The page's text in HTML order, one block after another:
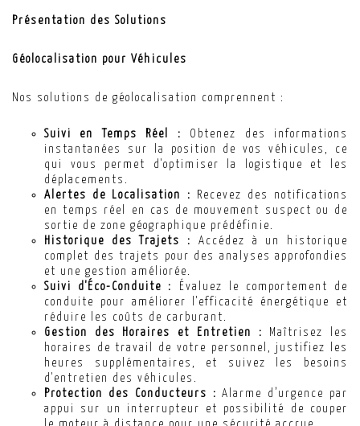
Présentation des Solutions
Géolocalisation pour Véhicules
Nos solutions de géolocalisation comprennent :
Suivi en Temps Réel :
Obtenez des informations
instantanées sur la position de vos véhicules, ce
qui vous permet d'optimiser la logistique et les
déplacements.
Alertes de Localisation : Recevez des notifications
en temps réel en cas de mouvement suspect ou de
sortie de zone géographique prédéfinie.
Historique des Trajets :
Accédez à un historique
complet des trajets pour des analyses approfondies
et une gestion améliorée.
Suivi d'Éco-Conduite :
Évaluez le comportement de
conduite pour améliorer l'efficacité énergétique et
réduire les coûts de carburant.
Gestion des Horaires et Entretien :
Maîtrisez les
horaires de travail de votre personnel, justifiez les
heures supplémentaires, et suivez les besoins
d'entretien des véhicules.
Protection des Conducteurs : Alarme d’urgence par
appui sur un interrupteur et possibilité de couper